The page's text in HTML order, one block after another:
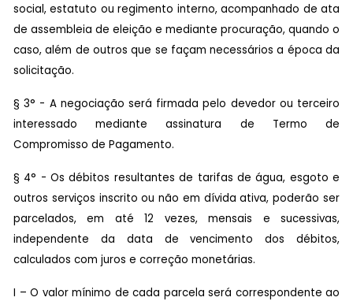
social, estatuto ou regimento interno, acompanhado de ata
de assembleia de eleição e mediante procuração, quando o
caso, além de outros que se façam necessários a época da
solicitação.
§ 3° - A negociação será firmada pelo devedor ou terceiro
interessado mediante assinatura de Termo de
Compromisso de Pagamento.
§ 4° - Os débitos resultantes de tarifas de água, esgoto e
outros serviços inscrito ou não em dívida ativa, poderão ser
parcelados, em até 12 vezes, mensais e sucessivas,
independente da data de vencimento dos débitos,
calculados com juros e correção monetárias.
I – O valor mínimo de cada parcela será correspondente ao